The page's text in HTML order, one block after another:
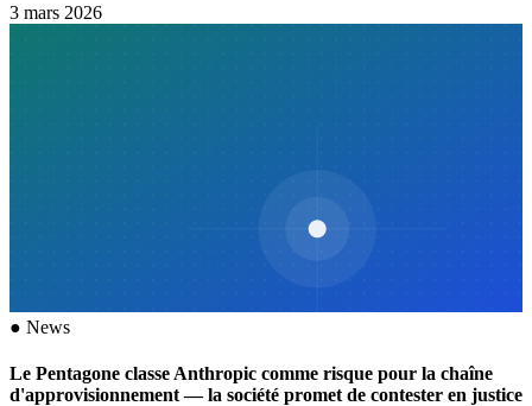
3 mars 2026
● News
Le Pentagone classe Anthropic comme risque pour la chaîne
d'approvisionnement — la société promet de contester en justice